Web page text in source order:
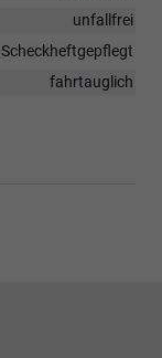
unfallfrei
Scheckheftgepflegt
fahrtauglich